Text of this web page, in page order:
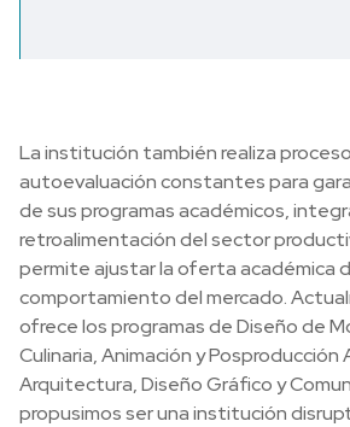
La institución también realiza
autoevaluación constantes para
de sus programas académicos,
retroalimentación del sector
permite ajustar la oferta académica
comportamiento del mercado.
ofrece los programas de Diseño de
Culinaria, Animación y Posproducción
Arquitectura, Diseño Gráfico y
propusimos ser una institución